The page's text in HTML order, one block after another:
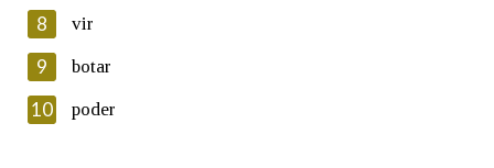
Lin e acepto as condicións da política de
Introduce o código que aparece na imaxe:
8 vir
9 botar
10 poder